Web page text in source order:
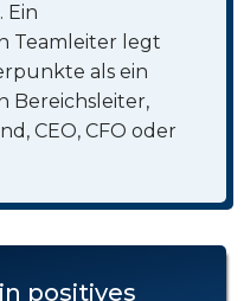
Ein
Teamleiter legt
als ein
Bereichsleiter,
CEO, CFO oder
positives